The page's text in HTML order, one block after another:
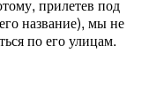
прилетев под
название), мы не
по его улицам.